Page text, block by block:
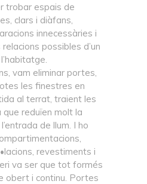
trobar espais de
clars i diàfans,
innecessàries i
possibles d’un
vam eliminar portes,
les finestres en
al terrat, traient les
reduïen molt la
de llum. I ho
revestiments i
va ser que tot formés
obert i continu. Portes